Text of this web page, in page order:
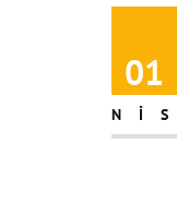
01
NIS